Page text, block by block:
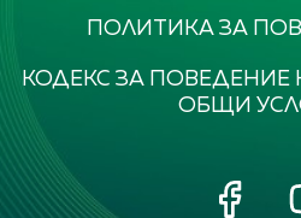
ПОЛИТИКА ЗА
КОДЕКС ЗА
ОБЩИ